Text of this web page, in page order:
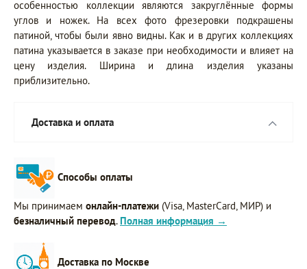
особенностью коллекции являются закруглённые формы
углов и ножек. На всех фото фрезеровки подкрашены
патиной, чтобы были явно видны. Как и в других коллекциях
патина указывается в заказе при необходимости и влияет на
цену изделия. Ширина и длина изделия указаны
приблизительно.
Доставка и оплата
Способы оплаты
Мы принимаем онлайн-платежи (Visa, MasterCard, МИР) и
безналичный перевод. Полная информация →
Доставка по Москве